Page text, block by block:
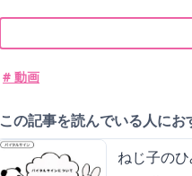
# 動画
この記事を読んでいる人にお
ねじ子の